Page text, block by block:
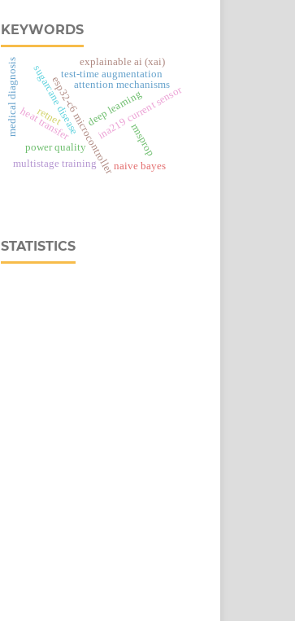
KEYWORDS
esp32‑c6 microcontrollerina219 current sensor
deep learning
sugarcane disease
multistage training
attention mechanisms
test-time augmentation
heat transfer
retnet
explainable ai (xai)
rmsprop
medical diagnosis
power quality
naive bayes
STATISTICS